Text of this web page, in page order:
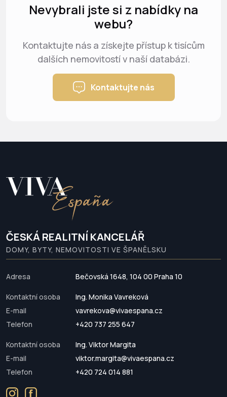
Nevybrali jste si z nabídky na
webu?
Kontaktujte nás a získejte přístup k tisícům
dalších nemovitostí v naší databázi.
Kontaktujte nás
ČESKÁ REALITNÍ KANCELÁŘ
DOMY, BYTY, NEMOVITOSTI VE ŠPANĚLSKU
Adresa Bečovská 1648, 104 00 Praha 10
Kontaktní osoba
Ing. Monika Vavreková
E-mail
vavrekova@vivaespana.cz
Telefon
+420 737 255 647
Kontaktní osoba
Ing. Viktor Margita
E-mail
viktor.margita@vivaespana.cz
Telefon
+420 724 014 881